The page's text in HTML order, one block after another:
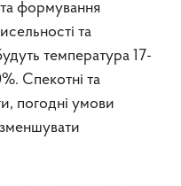
формування
та
температура 17-
Спекотні та
погодні умови
зменшувати